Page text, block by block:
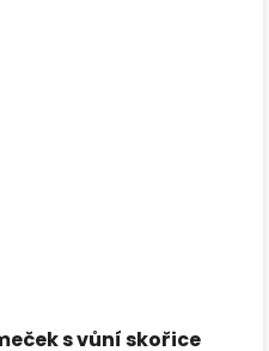
s vůní skořice